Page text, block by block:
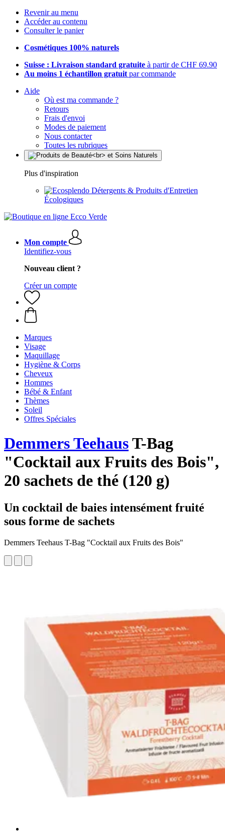
Revenir au menu
Accéder au contenu
Consulter le panier
Cosmétiques 100% naturels
Suisse : Livraison standard gratuite à partir de CHF 69.90
Au moins 1 échantillon gratuit par commande
Aide
Où est ma commande ?
Retours
Frais d'envoi
Modes de paiement
Nous contacter
Toutes les rubriques
Plus d'inspiration
Détergents & Produits d'Entretien
Écologiques
Mon compte
Identifiez-vous
Nouveau client ?
Créer un compte
Marques
Visage
Maquillage
Hygiène & Corps
Cheveux
Hommes
Bébé & Enfant
Thèmes
Soleil
Offres Spéciales
Demmers TeehausT-Bag
"Cocktail aux Fruits des Bois",
20 sachets de thé (120 g)
Un cocktail de baies intensément fruité
sous forme de sachets
Demmers Teehaus T-Bag "Cocktail aux Fruits des Bois"